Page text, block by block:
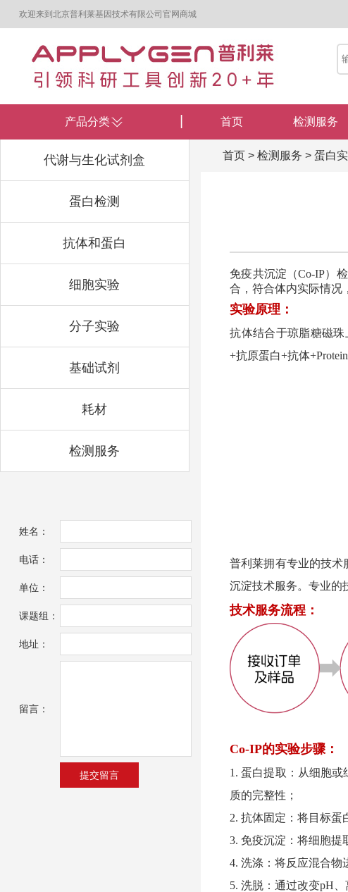
欢迎来到北京普利莱基因技术有限公司官网商城
产品分类
代谢与生化试剂盒
蛋白检测
抗体和蛋白
细胞实验
分子实验
基础试剂
耗材
检测服务
首页 检测服务
首页> 检测服务 > 蛋白
免疫共沉淀（Co-IP）
合，符合体内实际情况
实验原理：
抗体结合于琼脂糖磁
+抗原蛋白+抗体
普利莱拥有专业的技术
沉淀技术服务。专业的
技术服务流程：
Co-IP的实验步骤：
1. 蛋白提取：从细胞
质的完整性；
2. 抗体固定：将目标蛋
3. 免疫沉淀：将细胞提
4. 洗涤：将反应混合物
5. 洗脱：通过改变pH
姓名：
电话：
单位：
课题组：
地址：
留言：